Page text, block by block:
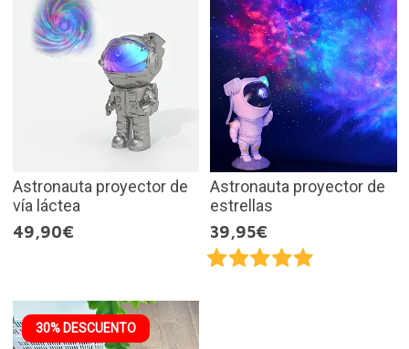
Astronauta proyector de
vía láctea
49,90€
Astronauta proyector de
estrellas
39,95€
30% DESCUENTO